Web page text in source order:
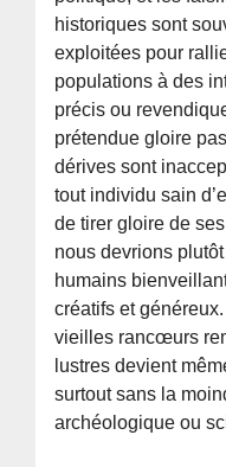
historiques sont
exploitées pour
populations à des
précis ou
prétendue gloire
dérives sont
tout individu sain
de tirer gloire de
nous devrions
humains
créatifs et
vieilles rancœurs
lustres devient
surtout sans la
archéologique ou